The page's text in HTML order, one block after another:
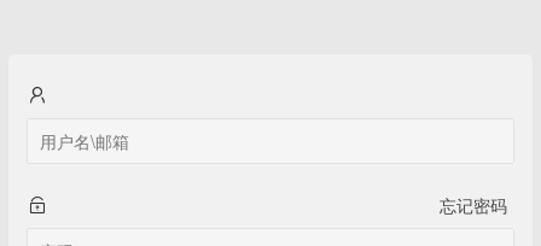
忘记密码